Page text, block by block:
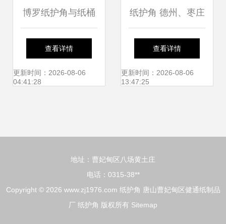
博罗纸护角与纸桶
环保包装的卓越之
选
查看详情
更新时间：2026-08-06
04:41:28
纸护角 德州、枣庄
与东营的绿色包装
新选择
查看详情
更新时间：2026-08-06
13:47:25
地址：曹妃甸区八场黄土庄
电话：0315-38**
Copyright © 2026 www.zj1976.com 纸护角 唐山曹妃甸区健通纸制品
厂 纸护角 版权所有 Sitemap